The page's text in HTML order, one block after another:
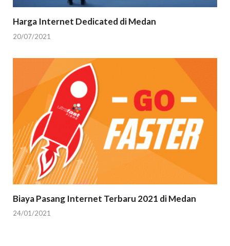
Harga Internet Dedicated di Medan
20/07/2021
Biaya Pasang Internet Terbaru 2021 di Medan
24/01/2021